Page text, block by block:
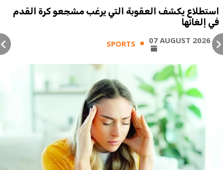
استطلاع يكشف العقوبة التي يرغب مشجعو كرة القدم
في إلغائها
SPORTS 07 AUGUST 2026